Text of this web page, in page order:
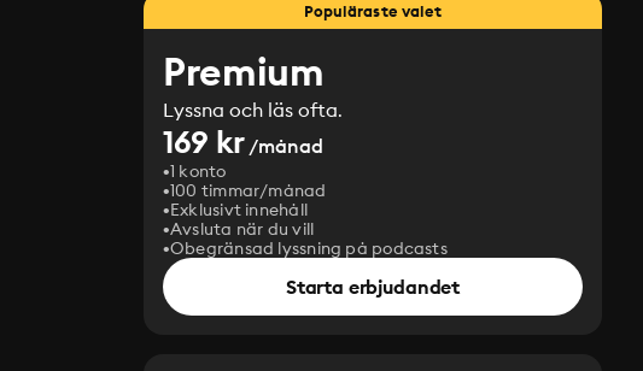
Populäraste valet
Premium
Lyssna och läs ofta.
169 kr/månad
1 konto
100 timmar/månad
Exklusivt innehåll
Avsluta när du vill
Obegränsad lyssning på podcasts
Starta erbjudandet